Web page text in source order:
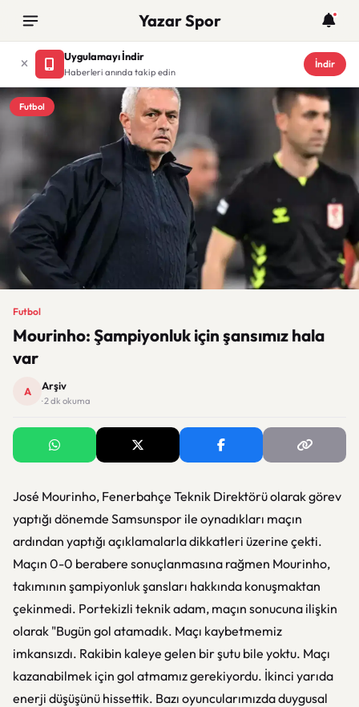
Yazar Spor
Uygulamayı İndir
Haberleri anında takip edin
İndir
Futbol
Futbol
Mourinho: Şampiyonluk için şansımız hala
var
A Arşiv
· 2 dk okuma
José Mourinho, Fenerbahçe Teknik Direktörü olarak görev
yaptığı dönemde Samsunspor ile oynadıkları maçın
ardından yaptığı açıklamalarla dikkatleri üzerine çekti.
Maçın 0-0 berabere sonuçlanmasına rağmen Mourinho,
takımının şampiyonluk şansları hakkında konuşmaktan
çekinmedi. Portekizli teknik adam, maçın sonucuna ilişkin
olarak "Bugün gol atamadık. Maçı kaybetmemiz
imkansızdı. Rakibin kaleye gelen bir şutu bile yoktu. Maçı
kazanabilmek için gol atmamız gerekiyordu. İkinci yarıda
enerji düşüşünü hissettik. Bazı oyuncularımızda duygusal